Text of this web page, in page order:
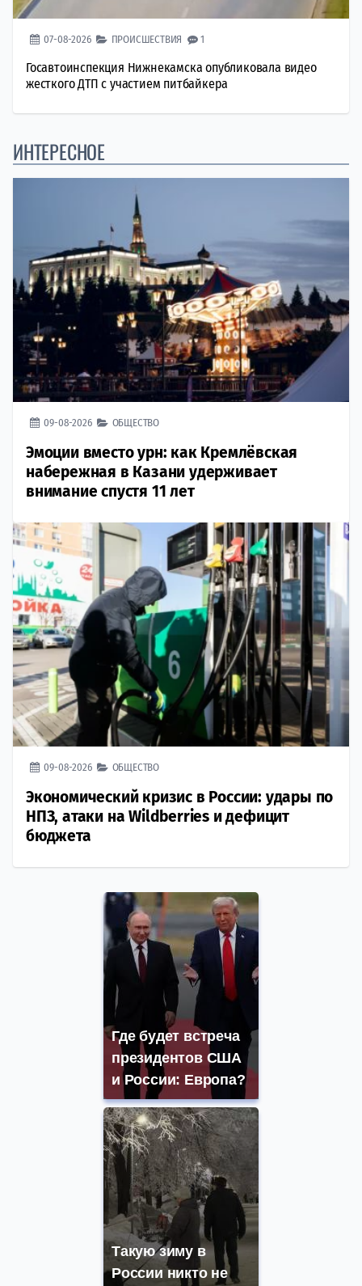
07-08-2026 ПРОИСШЕСТВИЯ 1
Госавтоинспекция Нижнекамска опубликовала видео
жесткого ДТП с участием питбайкера
ИНТЕРЕСНОЕ
09-08-2026 ОБЩЕСТВО
Эмоции вместо урн: как Кремлёвская
набережная в Казани удерживает
внимание спустя 11 лет
09-08-2026 ОБЩЕСТВО
Экономический кризис в России: удары по
НПЗ, атаки на Wildberries и дефицит
бюджета
Где будет встреча
президентов США
и России: Европа?
Такую зиму в
России никто не